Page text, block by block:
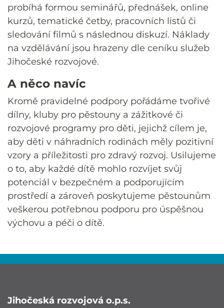
probíhá formou seminářů, přednášek, online
kurzů, tematické četby, pracovních listů či
sledování filmů s následnou diskuzí. Náklady
na vzdělávání jsou hrazeny dle ceníku služeb
Jihočeské rozvojové.
A něco navíc
Kromě pravidelné podpory pořádáme tvořivé
dílny, kluby pro pěstouny a zážitkové či
rozvojové programy pro děti, jejichž cílem je,
aby děti v náhradních rodinách měly pozitivní
vzory a příležitosti pro zdravý rozvoj. Usilujeme
o to, aby každé dítě mohlo rozvíjet svůj
potenciál v bezpečném a podporujícím
prostředí a zároveň poskytujeme pěstounům
veškerou potřebnou podporu pro úspěšnou
výchovu a péči o dítě.
Jihočeská rozvojová o.p.s.